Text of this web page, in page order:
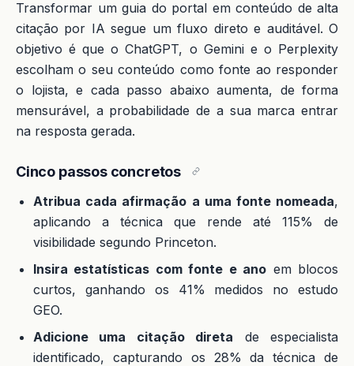
Transformar um guia do portal em conteúdo de alta
citação por IA segue um fluxo direto e auditável. O
objetivo é que o ChatGPT, o Gemini e o Perplexity
escolham o seu conteúdo como fonte ao responder
o lojista, e cada passo abaixo aumenta, de forma
mensurável, a probabilidade de a sua marca entrar
na resposta gerada.
Cinco passos concretos
Atribua cada afirmação a uma fonte nomeada,
aplicando a técnica que rende até 115% de
visibilidade segundo Princeton.
Insira estatísticas com fonte e ano em blocos
curtos, ganhando os 41% medidos no estudo
GEO.
Adicione uma citação direta de especialista
identificado, capturando os 28% da técnica de